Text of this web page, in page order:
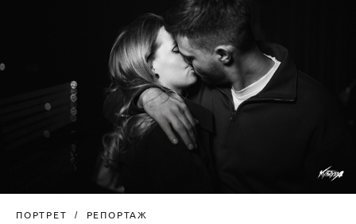
ПОРТРЕТ РЕПОРТАЖ